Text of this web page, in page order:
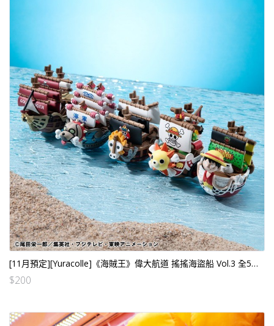
[11月預定][Yuracolle]《海賊王》偉大航道 搖搖海盜船 Vol.3 全5款（行）*盲盒需開盒確認 [全數HK$520/訂金$200]
$200